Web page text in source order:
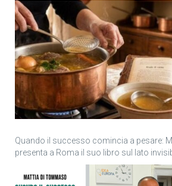
Quando il successo comincia a pesare:
presenta a Roma il suo libro sul lato